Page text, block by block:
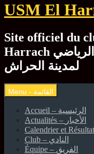
USM El
Site officiel du
Harrach الموقع الرسمي للاتحاد الرياضي
لمدينة الحراش
Accueil – الرئيسية
Actualités – الأخبار
Club – النادي
Équipe – الفريق